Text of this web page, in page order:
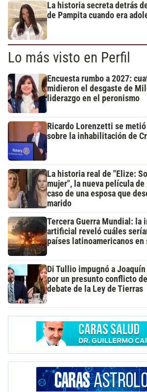
La historia secreta detrás
de Pampita cuando era
Lo más visto en Perfil
Encuesta rumbo a 2027:
midieron el desgaste de
liderazgo en el peronismo
Ricardo Lorenzetti se
sobre la inhabilitación de
La historia real de "Elize:
mujer", la nueva película de
caso de una esposa que
marido
Tercera Guerra Mundial: la
artificial reveló cuáles
países latinoamericanos
Di Tullio impugnó a
por un presunto conflicto
debate de la Ley de Tierras